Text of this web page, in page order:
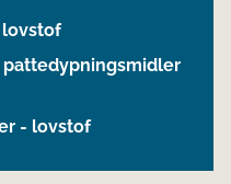
lovstof
- lovstof